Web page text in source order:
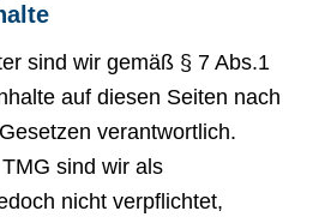
sind wir gemäß § 7 Abs.1
auf diesen Seiten nach
verantwortlich.
sind wir als
nicht verpflichtet,